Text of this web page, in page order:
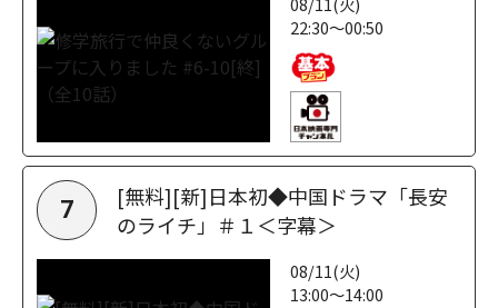
22:30～00:50
7
[無料][新]日本初◆中国ドラマ「長安
のライチ」＃１＜字幕＞
08/11(火)
13:00～14:00